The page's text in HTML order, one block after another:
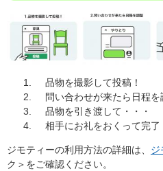
品物を撮影して投稿！
問い合わせが来たら日程を
品物を引き渡して・・・
相手にお礼をおくって完了
ジモティーの利用方法の詳細は、 ジ
ク＞ をご確認ください。